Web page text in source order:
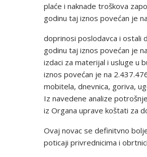
plaće i naknade troškova
godinu taj iznos povećan je
doprinosi poslodavca i ostali
godinu taj iznos povećan je
izdaci za materijal i usluge u
iznos povećan je na
mobitela, dnevnica, goriva,
Iz navedene analize
iz Organa uprave koštati za
Ovaj novac se definitvno
poticaji privrednicima i